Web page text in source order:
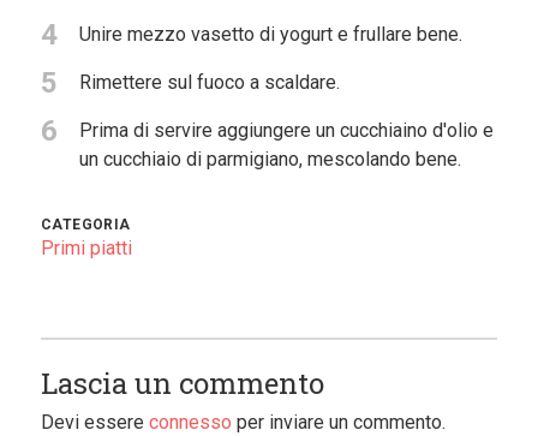
4 Unire mezzo vasetto di yogurt e frullare bene.
5 Rimettere sul fuoco a scaldare.
6
Prima di servire aggiungere un cucchiaino d'olio e
un cucchiaio di parmigiano, mescolando bene.
CATEGORIA
Primi piatti
Lascia un commento
Devi essere connesso per inviare un commento.